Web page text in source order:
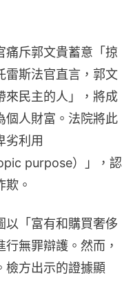
痛斥郭文貴蓄意「掠
雷斯法官直言，郭文
來民主的人」，將成
個人財富。法院將此
劣利用
purpose）」，認
。
以「富有和購買奢侈
無罪辯護。然而，
檢方出示的證據顯